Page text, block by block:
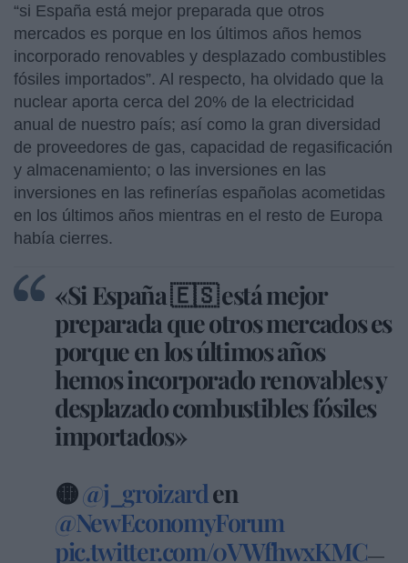
“si España está mejor preparada que otros
mercados es porque en los últimos años hemos
incorporado renovables y desplazado combustibles
fósiles importados”. Al respecto, ha olvidado que la
nuclear aporta cerca del 20% de la electricidad
anual de nuestro país; así como la gran diversidad
de proveedores de gas, capacidad de regasificación
y almacenamiento; o las inversiones en las
inversiones en las refinerías españolas acometidas
en los últimos años mientras en el resto de Europa
había cierres.
«Si España 🇪🇸 está mejor
preparada que otros mercados es
porque en los últimos años
hemos incorporado renovables y
desplazado combustibles fósiles
importados»
🟡@j_groizarden
@NewEconomyForum
pic.twitter.com/0VWfhwxKMC—